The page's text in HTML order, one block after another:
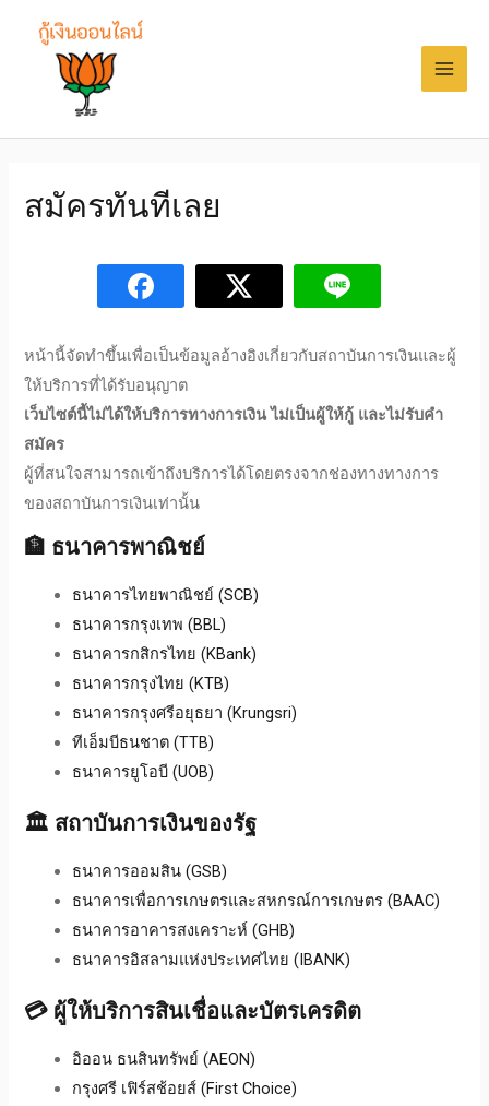
สมัครทันทีเลย
หน้านี้จัดทำขึ้นเพื่อเป็นข้อมูลอ้างอิงเกี่ยวกับสถาบันการเงินและผู้
ให้บริการที่ได้รับอนุญาต
เว็บไซต์นี้ไม่ได้ให้บริการทางการเงิน ไม่เป็นผู้ให้กู้ และไม่รับคำ
สมัคร
ผู้ที่สนใจสามารถเข้าถึงบริการได้โดยตรงจากช่องทางทางการ
ของสถาบันการเงินเท่านั้น
🏦 ธนาคารพาณิชย์
ธนาคารไทยพาณิชย์ (SCB)
ธนาคารกรุงเทพ (BBL)
ธนาคารกสิกรไทย (KBank)
ธนาคารกรุงไทย (KTB)
ธนาคารกรุงศรีอยุธยา (Krungsri)
ทีเอ็มบีธนชาต (TTB)
ธนาคารยูโอบี (UOB)
🏛️ สถาบันการเงินของรัฐ
ธนาคารออมสิน (GSB)
ธนาคารเพื่อการเกษตรและสหกรณ์การเกษตร (BAAC)
ธนาคารอาคารสงเคราะห์ (GHB)
ธนาคารอิสลามแห่งประเทศไทย (IBANK)
💳 ผู้ให้บริการสินเชื่อและบัตรเครดิต
อิออน ธนสินทรัพย์ (AEON)
กรุงศรี เฟิร์สช้อยส์ (First Choice)